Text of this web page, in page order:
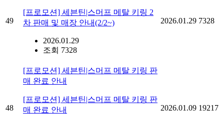
49
[프로모션] 세븐틴|스머프 메탈 키링 2
차 판매 및 매장 안내(2/2~)
2026.01.29
조회 7328
2026.01.29 7328
48
[프로모션] 세븐틴|스머프 메탈 키링 판
매 완료 안내
[프로모션] 세븐틴|스머프 메탈 키링 판
매 완료 안내
2026.01.09 19217